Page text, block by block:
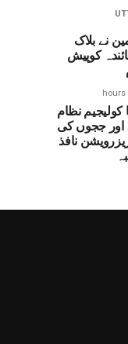
نے بلاک
کوپیش
کولیجیم نظام
اور ججوں کی
نافذ